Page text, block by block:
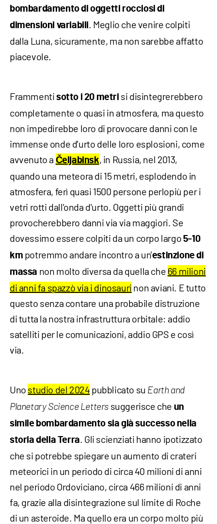
bombardamento di oggetti rocciosi di
dimensioni variabili. Meglio che venire colpiti
dalla Luna, sicuramente, ma non sarebbe affatto
piacevole.
Frammenti sotto i 20 metri si disintegrerebbero
completamente o quasi in atmosfera, ma questo
non impedirebbe loro di provocare danni con le
immense onde d'urto delle loro esplosioni, come
avvenuto a Čeljabinsk, in Russia, nel 2013,
quando una meteora di 15 metri, esplodendo in
atmosfera, ferì quasi 1500 persone perlopiù per i
vetri rotti dall'onda d'urto. Oggetti più grandi
provocherebbero danni via via maggiori. Se
dovessimo essere colpiti da un corpo largo 5-10
km potremmo andare incontro a un'estinzione di
massa non molto diversa da quella che 66 milioni
di anni fa spazzò via i dinosauri non aviani. E tutto
questo senza contare una probabile distruzione
di tutta la nostra infrastruttura orbitale: addio
satelliti per le comunicazioni, addio GPS e così
via.
Uno studio del 2024 pubblicato su Earth and
Planetary Science Letters suggerisce che un
simile bombardamento sia già successo nella
storia della Terra. Gli scienziati hanno ipotizzato
che si potrebbe spiegare un aumento di crateri
meteorici in un periodo di circa 40 milioni di anni
nel periodo Ordoviciano, circa 466 milioni di anni
fa, grazie alla disintegrazione sul limite di Roche
di un asteroide. Ma quello era un corpo molto più